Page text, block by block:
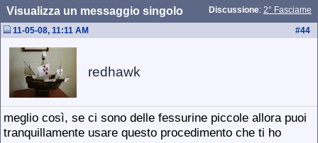
Discussione: 2° Fasciame
Visualizza un messaggio singolo
#44
11-05-08, 11:11 AM
redhawk
meglio così, se ci sono delle fessurine piccole allora puoi
tranquillamente usare questo procedimento che ti ho